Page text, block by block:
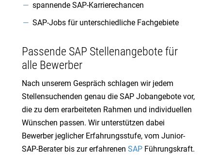
spannende SAP-Karrierechancen
SAP-Jobs für unterschiedliche Fachgebiete
Passende SAP Stellenangebote für
alle Bewerber
Nach unserem Gespräch schlagen wir jedem
Stellensuchenden genau die SAP Jobangebote vor,
die zu dem erarbeiteten Rahmen und individuellen
Wünschen passen. Wir unterstützen dabei
Bewerber jeglicher Erfahrungsstufe, vom Junior-
SAP-Berater bis zur erfahrenen SAPFührungskraft.